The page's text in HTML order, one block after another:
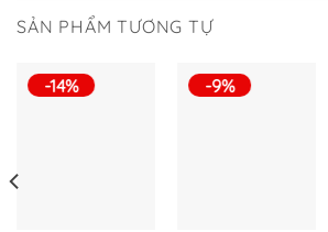
SẢN PHẨM TƯƠNG TỰ
-14% -9%